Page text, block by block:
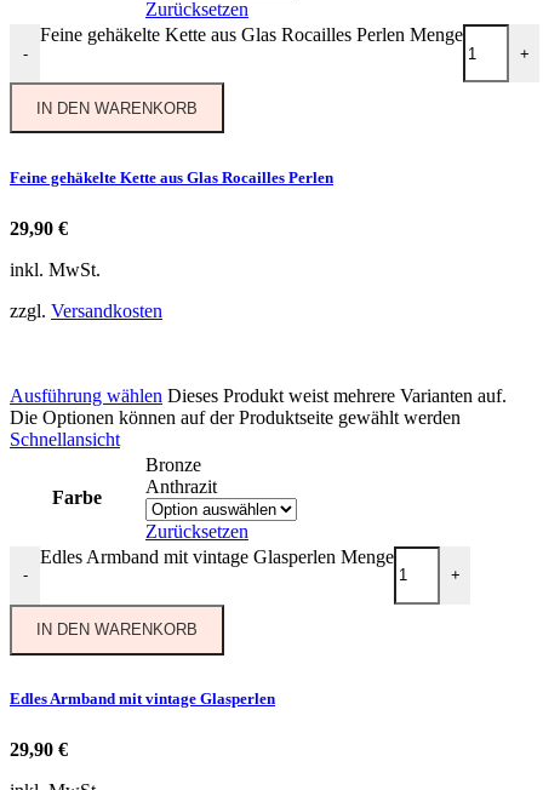
Zurücksetzen
-
Feine gehäkelte Kette aus Glas Rocailles Perlen Menge
+
IN DEN WARENKORB
Feine gehäkelte Kette aus Glas Rocailles Perlen
29,90 €
inkl. MwSt.
zzgl. Versandkosten
Ausführung wählen Dieses Produkt weist mehrere Varianten auf.
Die Optionen können auf der Produktseite gewählt werden
Schnellansicht
Farbe
Bronze
Anthrazit
Zurücksetzen
-
Edles Armband mit vintage Glasperlen Menge
+
IN DEN WARENKORB
Edles Armband mit vintage Glasperlen
29,90 €